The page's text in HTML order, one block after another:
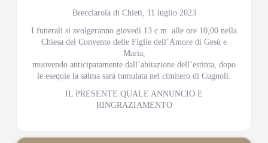
Brecciarola di Chieti, 11 luglio 2023
I funerali si svolgeranno giovedì 13 c.m. alle ore 10,00 nella
Chiesa del Convento delle Figlie dell’Amore di Gesù e
Maria,
muovendo anticipatamente dall’abitazione dell’estinta, dopo
le esequie la salma sarà tumulata nel cimitero di Cugnoli.
IL PRESENTE QUALE ANNUNCIO E
RINGRAZIAMENTO